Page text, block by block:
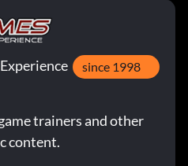
since 1998
trainers and other
content.